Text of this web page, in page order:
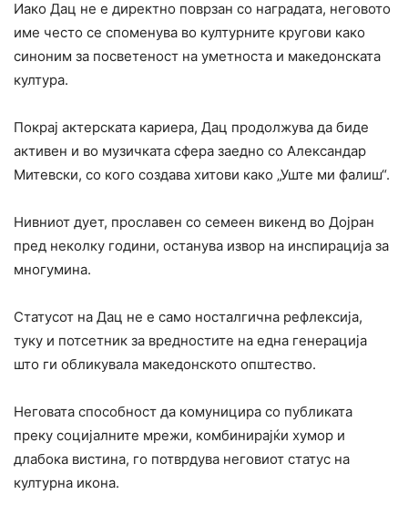
Иако Дац не е директно поврзан со наградата, неговото
име често се споменува во културните кругови како
синоним за посветеност на уметноста и македонската
култура.
Покрај актерската кариера, Дац продолжува да биде
активен и во музичката сфера заедно со Александар
Митевски, со кого создава хитови како „Уште ми фалиш“.
Нивниот дует, прославен со семеен викенд во Дојран
пред неколку години, останува извор на инспирација за
многумина.
Статусот на Дац не е само носталгична рефлексија,
туку и потсетник за вредностите на една генерација
што ги обликувала македонското општество.
Неговата способност да комуницира со публиката
преку социјалните мрежи, комбинирајќи хумор и
длабока вистина, го потврдува неговиот статус на
културна икона.